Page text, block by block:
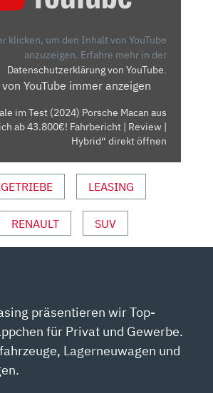
klicken, um den Inhalt von YouTube
anzuzeigen. Erfahre mehr in der
Datenschutzerklärung von YouTube.
YouTube immer anzeigen
im Test (2024) Porsche Macan aus
ab 43.800€! Fahrbericht | Review |
Hybrid“ direkt öffnen
LEASING
RENAULT SUV
präsentieren wir Top-
für Privat und Gewerbe.
Lagerneuwagen und